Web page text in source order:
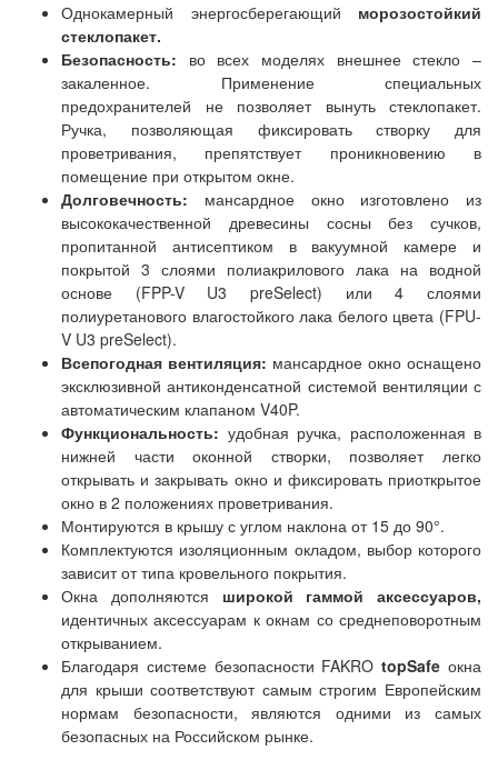
Однокамерный энергосберегающий морозостойкий
стеклопакет.
Безопасность: во всех моделях внешнее стекло –
закаленное. Применение специальных
предохранителей не позволяет вынуть стеклопакет.
Ручка, позволяющая фиксировать створку для
проветривания, препятствует проникновению в
помещение при открытом окне.
Долговечность: мансардное окно изготовлено из
высококачественной древесины сосны без сучков,
пропитанной антисептиком в вакуумной камере и
покрытой 3 слоями полиакрилового лака на водной
основе (FPP-V U3 preSelect) или 4 слоями
полиуретанового влагостойкого лака белого цвета (FPU-
V U3 preSelect).
Всепогодная вентиляция: мансардное окно оснащено
эксклюзивной антиконденсатной системой вентиляции с
автоматическим клапаном V40P.
Функциональность: удобная ручка, расположенная в
нижней части оконной створки, позволяет легко
открывать и закрывать окно и фиксировать приоткрытое
окно в 2 положениях проветривания.
Монтируются в крышу с углом наклона от 15 до 90°.
Комплектуются изоляционным окладом, выбор которого
зависит от типа кровельного покрытия.
Окна дополняются широкой гаммой аксессуаров,
идентичных аксессуарам к окнам со среднеповоротным
открыванием.
Благодаря системе безопасности FAKROtopSafe окна
для крыши соответствуют самым строгим Европейским
нормам безопасности, являются одними из самых
безопасных на Российском рынке.